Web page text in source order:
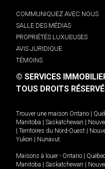
COMMUNIQUEZ AVEC NOUS
SALLE DES MÉDIAS
PROPRIÉTÉS LUXUEUSES
AVIS JURIDIQUE
TÉMOINS
© SERVICES
TOUS DROITS
Trouver une maison Ontario
Manitoba
Saskatchewan
Territoires du Nord-Ouest
Yukon
Nunavut.
Maisons à louer - Ontario Québec
Manitoba
Saskatchewan